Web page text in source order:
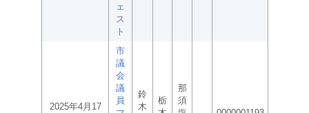
ェ
ス
ト
2025年4月17
市
議
会
議
員
鈴
木
栃
那
須